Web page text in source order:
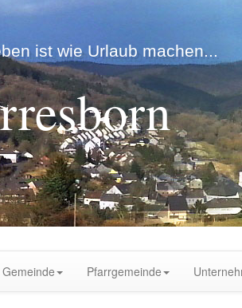
ist wie Urlaub machen...
Gemeinde Pfarrgemeinde